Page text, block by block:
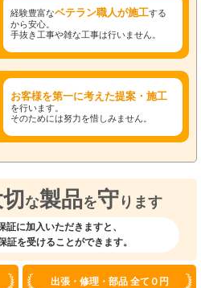
経験豊富なベテラン職人が施工する
から安心。
手抜き工事や雑な工事は行いません。
お客様を第一に考えた提案・施工
を行います。
そのためには努力を惜しみません。
な製品を守 ります
証に加入いただきますと、
証を受けることができます。
出張・修理・部品 全て０円